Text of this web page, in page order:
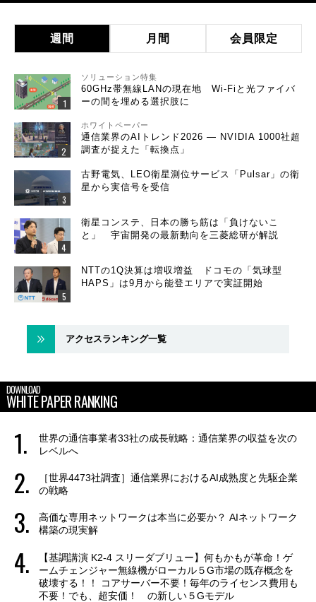
週間 月間 会員限定
ソリューション特集
60GHz帯無線LANの現在地 Wi-Fiと光ファイバ
ーの間を埋める選択肢に
ホワイトペーパー
通信業界のAIトレンド2026 ― NVIDIA 1000社超
調査が捉えた「転換点」
古野電気、LEO衛星測位サービス「Pulsar」の衛
星から実信号を受信
衛星コンステ、日本の勝ち筋は「負けないこ
と」 宇宙開発の最新動向を三菱総研が解説
NTTの1Q決算は増収増益 ドコモの「気球型
HAPS」は9月から能登エリアで実証開始
アクセスランキング一覧
DOWNLOAD
WHITE PAPER RANKING
世界の通信事業者33社の成長戦略：通信業界の収益を次の
レベルへ
［世界4473社調査］通信業界におけるAI成熟度と先駆企業
の戦略
高価な専用ネットワークは本当に必要か？ AIネットワーク
構築の現実解
【基調講演 K2-4 スリーダブリュー】何もかもが革命！ゲ
ームチェンジャー無線機がローカル５G市場の既存概念を
破壊する！！ コアサーバー不要！毎年のライセンス費用も
不要！でも、超安価！ の新しい５Gモデル